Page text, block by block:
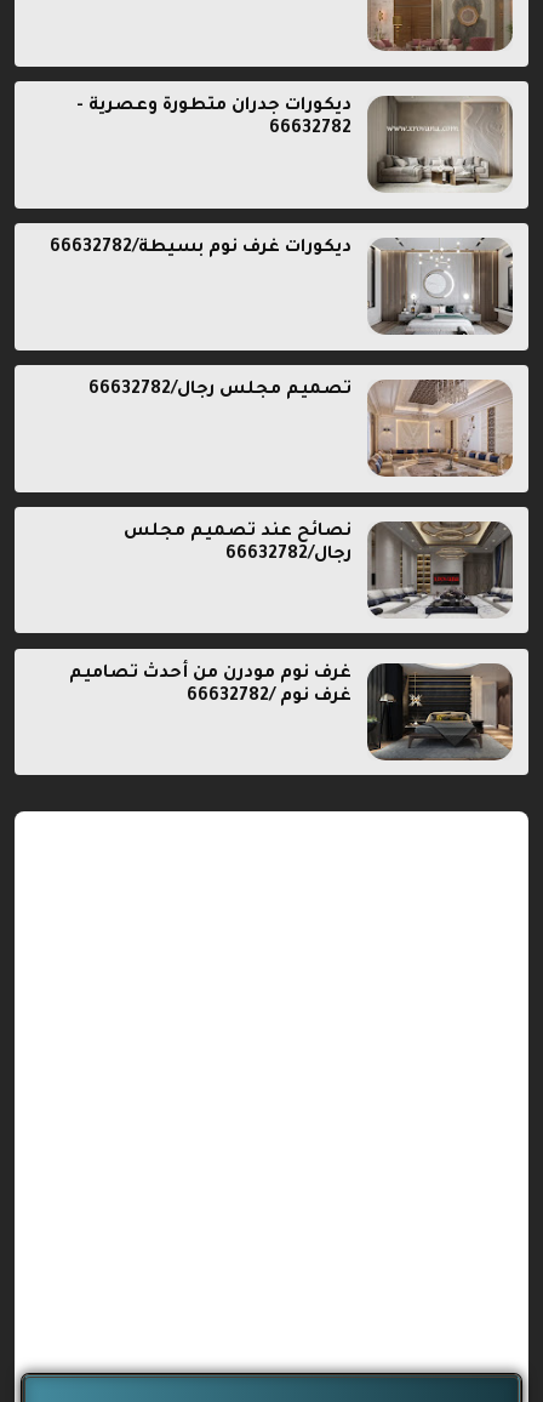
ديكورات جدران متطورة وعصرية -
66632782
ديكورات غرف نوم بسيطة/66632782
تصميم مجلس رجال/66632782
نصائح عند تصميم مجلس
رجال/66632782
غرف نوم مودرن من أحدث تصاميم
غرف نوم /66632782